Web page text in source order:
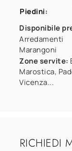
Piedini:
Disponibile
Arredamenti
Marangoni
Zone servite:
Marostica,
Vicenza...
RICHIEDI